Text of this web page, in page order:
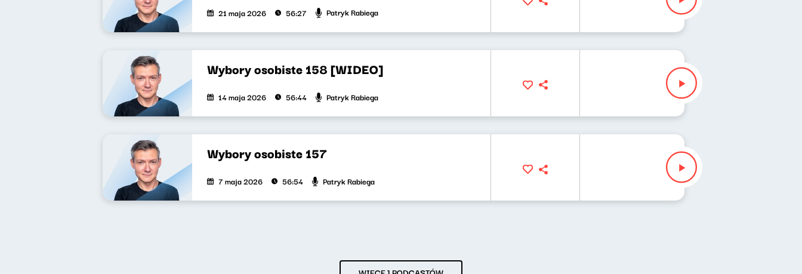
21 maja 2026 56:27 Patryk Rabiega
Wybory osobiste 158 [WIDEO]
14 maja 2026 56:44 Patryk Rabiega
Wybory osobiste 157
7 maja 2026 56:54 Patryk Rabiega